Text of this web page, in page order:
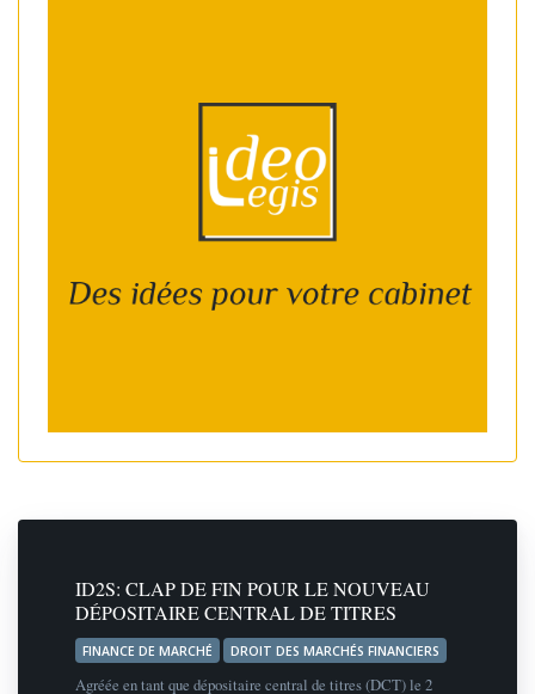
ID2S: CLAP DE FIN POUR LE NOUVEAU
DÉPOSITAIRE CENTRAL DE TITRES
FINANCE DE MARCHÉ DROIT DES MARCHÉS FINANCIERS
Agréée en tant que dépositaire central de titres (DCT) le 2